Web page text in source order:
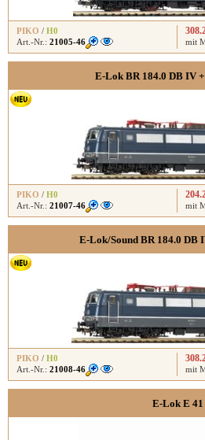
PIKO / H0
Art.-Nr.: 21005-46 mit
E-Lok BR 184.0 DB IV +
PIKO / H0
Art.-Nr.: 21007-46 mit
E-Lok/Sound BR 184.0 DB
PIKO / H0
Art.-Nr.: 21008-46 mit
E-Lok E 41